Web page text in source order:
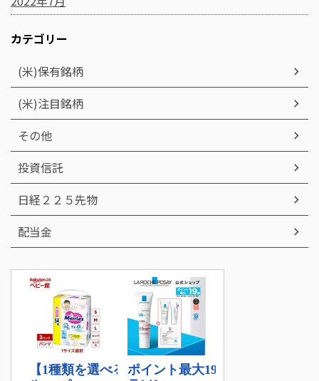
カテゴリー
(米)保有銘柄
(米)注目銘柄
その他
投資信託
日経２２５先物
配当金